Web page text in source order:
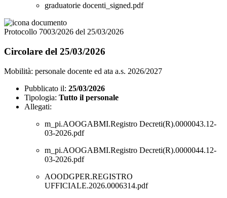
graduatorie docenti_signed.pdf
Protocollo 7003/2026 del 25/03/2026
Circolare del 25/03/2026
Mobilità: personale docente ed ata a.s. 2026/2027
Pubblicato il: 25/03/2026
Tipologia: Tutto il personale
Allegati:
m_pi.AOOGABMI.Registro Decreti(R).0000043.12-
03-2026.pdf
m_pi.AOOGABMI.Registro Decreti(R).0000044.12-
03-2026.pdf
AOODGPER.REGISTRO
UFFICIALE.2026.0006314.pdf